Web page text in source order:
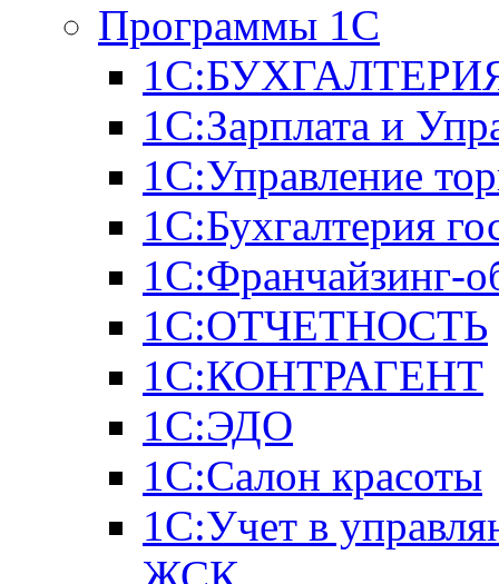
Программы 1С
1С:Зарплата и
1С:Управление
1С:Бухгалтерия
1С:Франчайзинг-
1С:ОТЧЕТНОСТЬ
1С:КОНТРАГЕНТ
1С:ЭДО
1С:Салон красоты
1С:Учет в